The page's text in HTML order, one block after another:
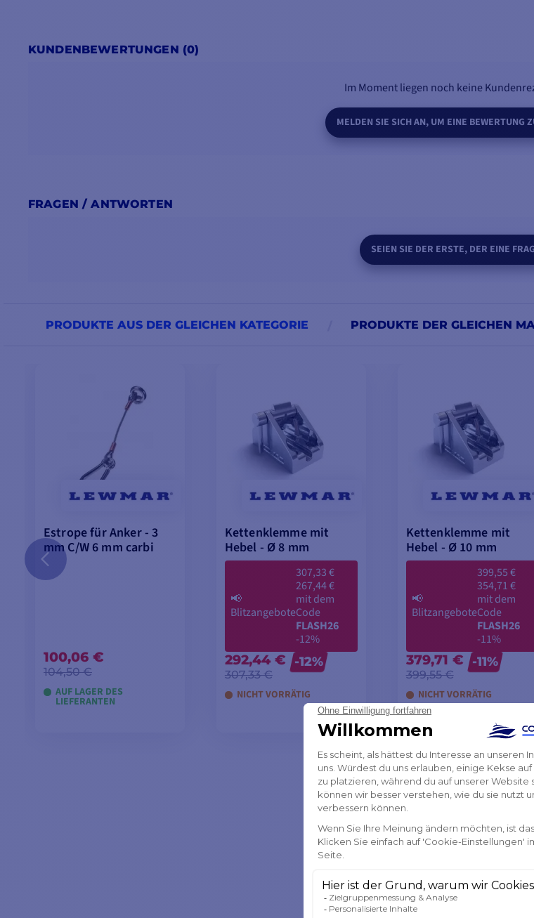
KUNDENBEWERTUNGEN (0)
Im Moment liegen noch keine
MELDEN SIE SICH AN, UM EINE BEWERTUNG
FRAGEN / ANTWORTEN
SEIEN SIE DER ERSTE, DER EINE
PRODUKTE AUS DER GLEICHEN KATEGORIE PRODUKTE DER GLEICHEN
Estrope für Anker - 3
mm C/W 6 mm carbi
100,06 €
104,50 €
AUF LAGER DES
LIEFERANTEN
Kettenklemme mit
Hebel - Ø 8 mm
📢
Blitzangebote
307,33 €
267,44 €
mit dem
Code
FLASH26
-12%
292,44 €
307,33 €
-12%
NICHT VORRÄTIG
IN DEN WARENKORB
Kettenklemme mit
Hebel - Ø 10 mm
📢
Blitzangebote
399,55 €
354,71 €
mit dem
Code
FLASH26
-11%
379,71 €
399,55 €
-11%
NICHT VORRÄTIG
IN DEN WARENKORB
LEGEN